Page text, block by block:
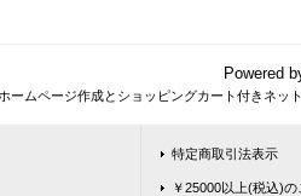
Powered
ホームページ作成とショッピングカート付きネッ
特定商取引法表示
￥25000以上(税込)の